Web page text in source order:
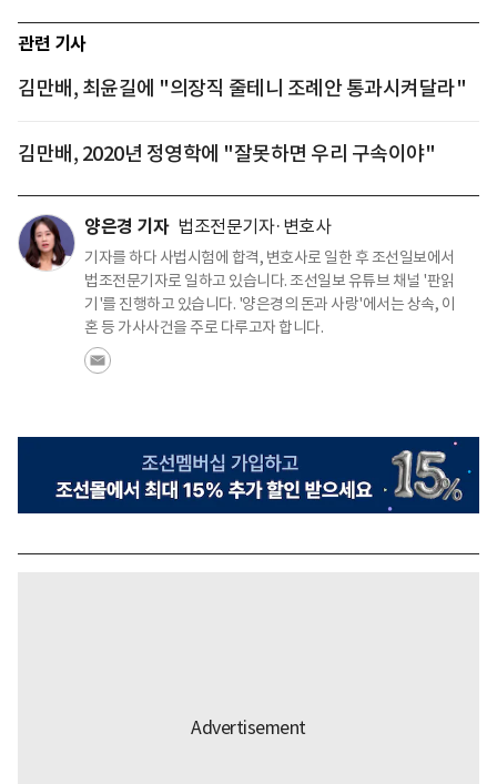
관련 기사
김만배, 최윤길에 "의장직 줄테니 조례안 통과시켜달라"
김만배, 2020년 정영학에 "잘못하면 우리 구속이야"
양은경 기자 법조전문기자·변호사
기자를 하다 사법시험에 합격, 변호사로 일한 후 조선일보에서
법조전문기자로 일하고 있습니다. 조선일보 유튜브 채널 '판읽
기'를 진행하고 있습니다. '양은경의 돈과 사랑'에서는 상속, 이
혼 등 가사사건을 주로 다루고자 합니다.